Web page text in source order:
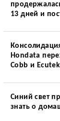
13 дней и
Hondata
Cobb и Ecutek
Синий свет
знать о